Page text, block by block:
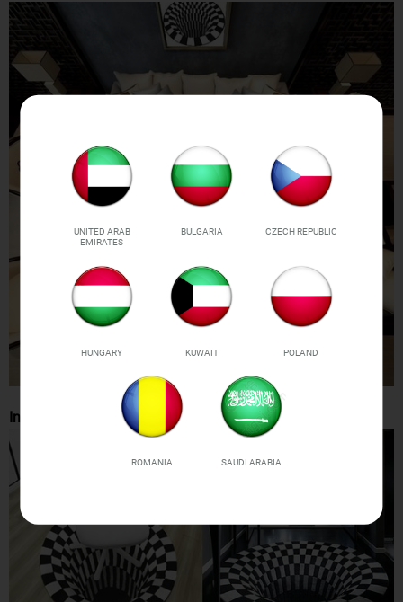
Interior perfecto para cualquier hogar, tienda o cafetería.
UNITED ARAB
EMIRATES
BULGARIA CZECH REPUBLIC
HUNGARY KUWAIT POLAND
ROMANIA SAUDI ARABIA